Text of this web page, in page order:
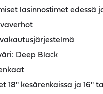
lasinnostimet edessä
Deep Black
18'' kesärenkaissa ja 16''